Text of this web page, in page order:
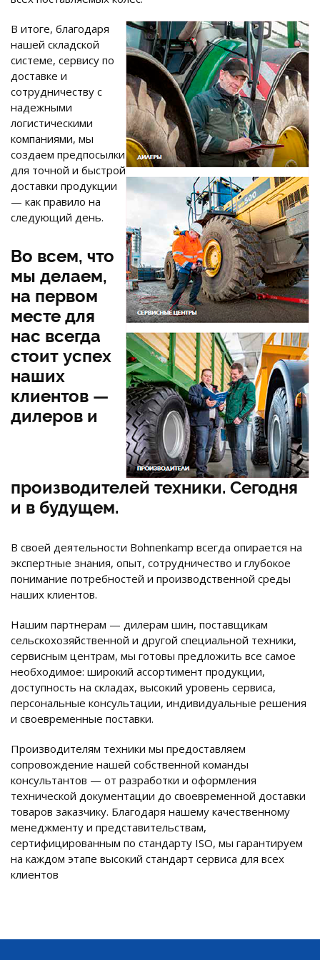
В итоге, благодаря
нашей складской
системе, сервису по
доставке и
сотрудничеству с
надежными
логистическими
компаниями, мы
создаем предпосылки
для точной и быстрой
доставки продукции
— как правило на
следующий день.
Во всем, что
мы делаем,
на первом
месте для
нас всегда
стоит успех
наших
клиентов —
дилеров и
производителей техники. Сегодня
и в будущем.
В своей деятельности Bohnenkamp всегда опирается на
экспертные знания, опыт, сотрудничество и глубокое
понимание потребностей и производственной среды
наших клиентов.
Нашим партнерам — дилерам шин, поставщикам
сельскохозяйственной и другой специальной техники,
сервисным центрам, мы готовы предложить все самое
необходимое: широкий ассортимент продукции,
доступность на складах, высокий уровень сервиса,
персональные консультации, индивидуальные решения
и своевременные поставки.
Производителям техники мы предоставляем
сопровождение нашей собственной команды
консультантов — от разработки и оформления
технической документации до своевременной доставки
товаров заказчику. Благодаря нашему качественному
менеджменту и представительствам,
сертифицированным по стандарту ISO, мы гарантируем
на каждом этапе высокий стандарт сервиса для всех
клиентов